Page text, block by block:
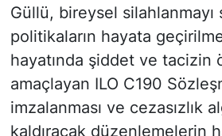
Güllü, bireysel silahlanmayı
politikaların hayata
hayatında şiddet ve tacizin
amaçlayan ILO C190
imzalanması ve cezasızlık
kaldıracak düzenlemelerin